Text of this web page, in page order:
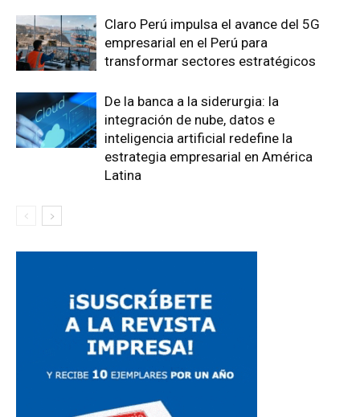
Claro Perú impulsa el avance del 5G
empresarial en el Perú para
transformar sectores estratégicos
De la banca a la siderurgia: la
integración de nube, datos e
inteligencia artificial redefine la
estrategia empresarial en América
Latina